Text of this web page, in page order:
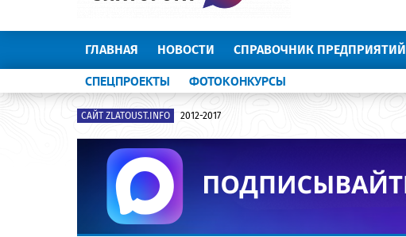
ГЛАВНАЯ НОВОСТИ СПРАВОЧНИК ПРЕДПРИЯТИЙ
СПЕЦПРОЕКТЫ ФОТОКОНКУРСЫ
САЙТ ZLATOUST.INFO 2012-2017